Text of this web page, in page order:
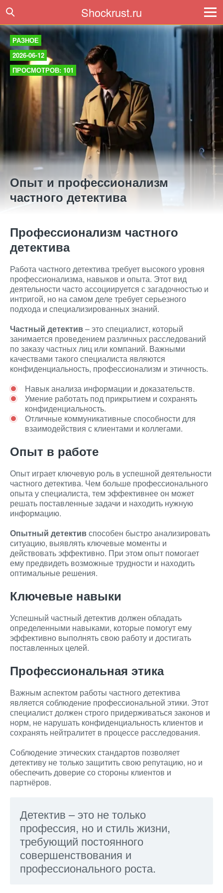
Shockrust.ru
РАЗНОЕ
2026-06-12
ПРОСМОТРОВ: 101
Опыт и профессионализм
частного детектива
Профессионализм частного
детектива
Работа частного детектива требует высокого уровня
профессионализма, навыков и опыта. Этот вид
деятельности часто ассоциируется с загадочностью и
интригой, но на самом деле требует серьезного
подхода и специализированных знаний.
Частный детектив– это специалист, который
занимается проведением различных расследований
по заказу частных лиц или компаний. Важными
качествами такого специалиста являются
конфиденциальность, профессионализм и этичность.
Навык анализа информации и доказательств.
Умение работать под прикрытием и сохранять
конфиденциальность.
Отличные коммуникативные способности для
взаимодействия с клиентами и коллегами.
Опыт в работе
Опыт играет ключевую роль в успешной деятельности
частного детектива. Чем больше профессионального
опыта у специалиста, тем эффективнее он может
решать поставленные задачи и находить нужную
информацию.
Опытный детективспособен быстро анализировать
ситуацию, выявлять ключевые моменты и
действовать эффективно. При этом опыт помогает
ему предвидеть возможные трудности и находить
оптимальные решения.
Ключевые навыки
Успешный частный детектив должен обладать
определенными навыками, которые помогут ему
эффективно выполнять свою работу и достигать
поставленных целей.
Профессиональная этика
Важным аспектом работы частного детектива
является соблюдение профессиональной этики. Этот
специалист должен строго придерживаться законов и
норм, не нарушать конфиденциальность клиентов и
сохранять нейтралитет в процессе расследования.
Соблюдение этических стандартов позволяет
детективу не только защитить свою репутацию, но и
обеспечить доверие со стороны клиентов и
партнёров.
Детектив – это не только
профессия, но и стиль жизни,
требующий постоянного
совершенствования и
профессионального роста.